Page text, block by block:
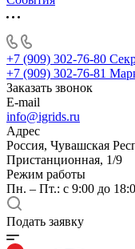
+7 (909) 302-76-80
+7 (909) 302-76-81
Заказать звонок
E-mail
info@igrids.ru
Адрес
Россия, Чувашская
Пристанционная, 1/9
Режим работы
Пн. – Пт.: с 9:00 до
Подать заявку